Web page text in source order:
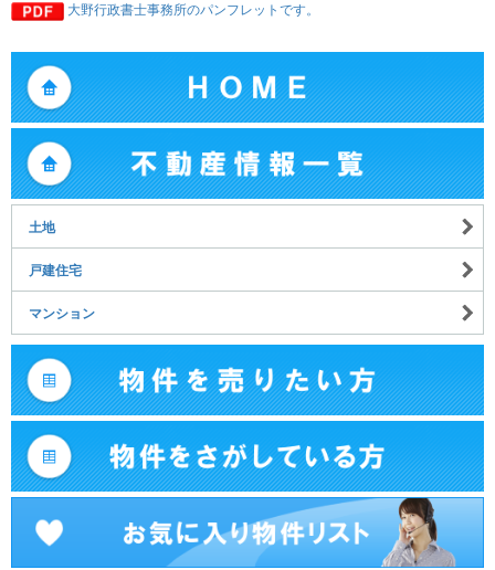
大野行政書士事務所のパンフレットです。
土地
戸建住宅
マンション